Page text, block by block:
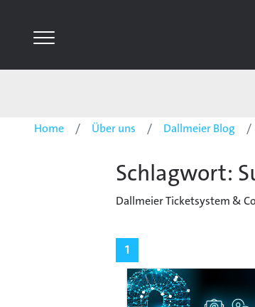
Home Über uns Dallmeier Blog
Schlagwort:
Dallmeier Ticketsystem &
1